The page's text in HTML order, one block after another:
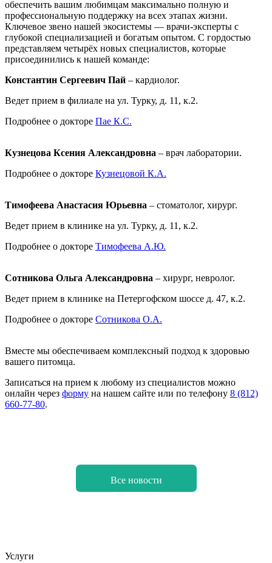
обеспечить вашим любимцам максимально полную и
профессиональную поддержку на всех этапах жизни.
Ключевое звено нашей экосистемы — врачи‑эксперты с
глубокой специализацией и богатым опытом. С гордостью
представляем четырёх новых специалистов, которые
присоединились к нашей команде:
Константин Сергеевич Пай – кардиолог.
Ведет прием в филиале на ул. Турку, д. 11, к.2.
Подробнее о докторе Пае К.С.
Кузнецова Ксения Александровна – врач лаборатории.
Подробнее о докторе Кузнецовой К.А.
Тимофеева Анастасия Юрьевна – стоматолог, хирург.
Ведет прием в клинике на ул. Турку, д. 11, к.2.
Подробнее о докторе Тимофеева А.Ю.
Сотникова Ольга Александровна – хирург, невролог.
Ведет прием в клинике на Петергофском шоссе д. 47, к.2.
Подробнее о докторе Сотникова О.А.
Вместе мы обеспечиваем комплексный подход к здоровью
вашего питомца.
Записаться на прием к любому из специалистов можно
онлайн через форму на нашем сайте или по телефону 8 (812)
660-77-80.
Все новости
Услуги